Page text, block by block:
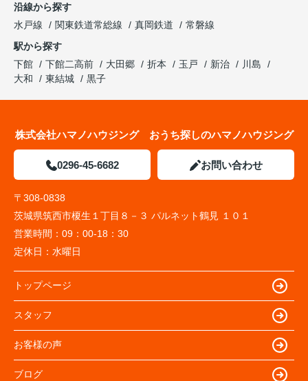
沿線から探す
水戸線
関東鉄道常総線 真岡鉄道
常磐線
駅から探す
下館
下館二高前 大田郷 折本 玉戸 新治
川島
大和
東結城 黒子
株式会社ハマノハウジング おうち探しのハマノハウジング
0296-45-6682 お問い合わせ
〒308-0838
茨城県筑西市榎生１丁目８－３ パルネット鶴見 １０１
営業時間： 09：00-18：30
定休日： 水曜日
トップページ
スタッフ
お客様の声
ブログ